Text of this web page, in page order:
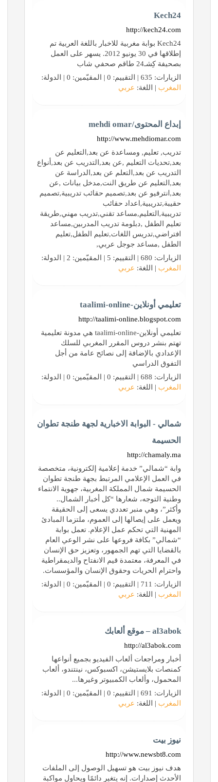
Kech24
http://kech24.com
Kech24 بوابة مغربية للاخبار باللغة العربية تم
إطلاقها في 30 يونيو 2012. يسهر على العمل
بصحيفة كِشـ24 طاقم صحفي شاب
الزيارات: 635 | التقييم: 0 | المقيّمين: 0 | الدولة:
المغرب | اللغة: عربي
إبداع المحتوى/mehdi omar
http://www.mehdiomar.com
تدريب, تعليم, ومساعدة عن بعد,التعليم عن
بعد,تحديات التعليم ,عن بعد,التدريب عن بعد,أنواع
التدريب عن بعد,التعلم عن بعد,الدراسة عن
بعد,التعليم عن طريق النت,مدخل بيانات ,عن
بعد,انترفيو عن بعد,تصميم حقائب تدريبية,تصميم
حقيبة,تدريبية,اعداد حقائب
تدريبية,التعليم,مساعد تقني,تدريب مهني,طريقة
تعليم الطفل ,دبلومة تدريب المدربين,مساعد
افتراضي,تدريس اللغات,تعليم الطفل,تعليم
الطفل ,مساعد جوجل عربي,
الزيارات: 680 | التقييم: 5 | المقيّمين: 2 | الدولة:
المغرب | اللغة: عربي
تعليمي أونلاين-taalimi-online
http://taalimi-online.blogspot.com
تعليمي أونلاين-taalimi-online هي مدونة تعليمية
تهتم بنشر دروس المقرر المغربي للسلك
الإعدادي بالإضافة إلى نصائح عامة من أجل
التفوق الدراسي
الزيارات: 688 | التقييم: 0 | المقيّمين: 0 | الدولة:
المغرب | اللغة: عربي
شمالي - البوابة الاخبارية لجهة طنجة تطوان
الحسيمة
http://chamaly.ma
وابة “شمالي” خدمة إعلامية إلكترونية، متخصصة
في العمل الإعلامي المرتبط بجهة طنجة تطوان
الحسيمة شمال المملكة المغربية، جهوية الانتماء
وطنية التوجه، شعارها “كل أخبار الشمال..
وأكثر”، وهي منبر تعددي يسعى إلى الحقيقة
ويعمل على إيصالها إلى العموم، ملتزما المبادئ
المهنية التي تحكم عمل الإعلام. تعمل بوابة
“شمالي” بكافة فروعها على نشر الوعي العام
بالقضايا التي تهم الجمهور، وتعزيز حق الإنسان
في المعرفة، معتمدة قيم الانفتاح والديمقراطية
واحترام الحريات وحقوق الإنسان والمؤسسات.
الزيارات: 711 | التقييم: 0 | المقيّمين: 0 | الدولة:
المغرب | اللغة: عربي
al3abok – موقع ألعابك
http://al3abok.com
أخبار ومراجعات ألعاب الفيديو بجميع أنواعها
كمنصات بلايستيشن، اكسبوكس، نينتندو، ألعاب
المحمول، وألعاب الكمبيوتر وغيرها...
الزيارات: 691 | التقييم: 0 | المقيّمين: 0 | الدولة:
المغرب | اللغة: عربي
نيوز بيت
http://www.newsbt8.com
هدف نيوز بيت هو تسهيل الوصول إلى الملفات
الأحدث إصدارات. إنه يتغير دائمًا ويحاول مواكبة